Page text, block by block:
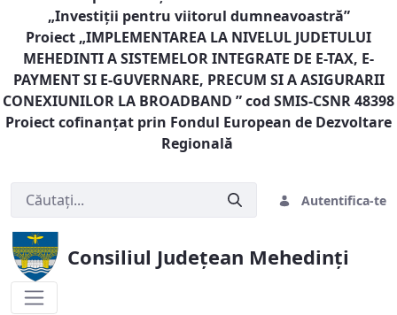
„Investiţii pentru viitorul dumneavoastră”
Proiect „IMPLEMENTAREA LA NIVELUL JUDETULUI
MEHEDINTI A SISTEMELOR INTEGRATE DE E-TAX, E-
PAYMENT SI E-GUVERNARE, PRECUM SI A ASIGURARII
CONEXIUNILOR LA BROADBAND ” cod SMIS-CSNR 48398
Proiect cofinanţat prin Fondul European de Dezvoltare
Regională
Autentifica-te
Consiliul Județean Mehedinți